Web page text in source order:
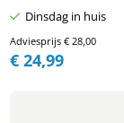
Dinsdag in huis
Adviesprijs €28,00
€24,99